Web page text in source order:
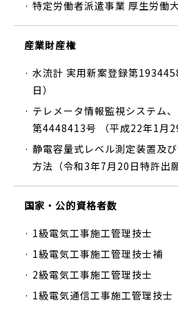
· 特定労働者派遣事業 厚生労
産業財産権
· 水流計 実用新案登録第
日）
· テレメータ情報監視システム
第4448413号 （平成22年1月
· 静電容量式レベル測定装置及
方法（令和3年7月20日特許出願
国家・公的資格者数
· 1級電気工事施工管理技
· 1級電気工事施工管理技士
· 2級電気工事施工管理技
· 1級電気通信工事施工管理